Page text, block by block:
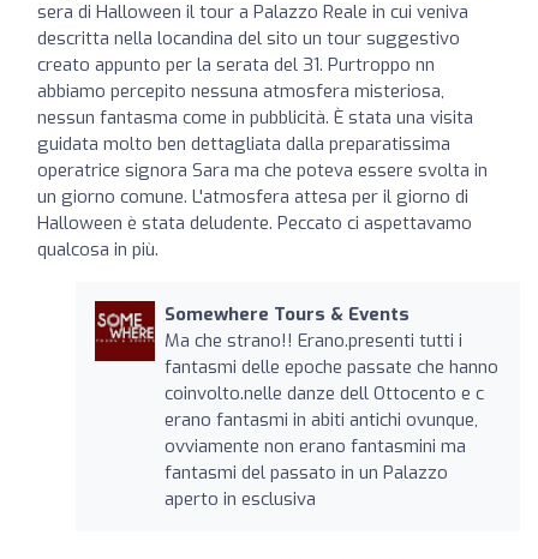
sera di Halloween il tour a Palazzo Reale in cui veniva
descritta nella locandina del sito un tour suggestivo
creato appunto per la serata del 31. Purtroppo nn
abbiamo percepito nessuna atmosfera misteriosa,
nessun fantasma come in pubblicità. È stata una visita
guidata molto ben dettagliata dalla preparatissima
operatrice signora Sara ma che poteva essere svolta in
un giorno comune. L'atmosfera attesa per il giorno di
Halloween è stata deludente. Peccato ci aspettavamo
qualcosa in più.
Somewhere Tours & Events
Ma che strano!! Erano.presenti tutti i
fantasmi delle epoche passate che hanno
coinvolto.nelle danze dell Ottocento e c
erano fantasmi in abiti antichi ovunque,
ovviamente non erano fantasmini ma
fantasmi del passato in un Palazzo
aperto in esclusiva